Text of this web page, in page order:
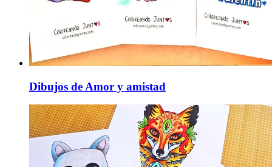
Dibujos de Amor y amistad